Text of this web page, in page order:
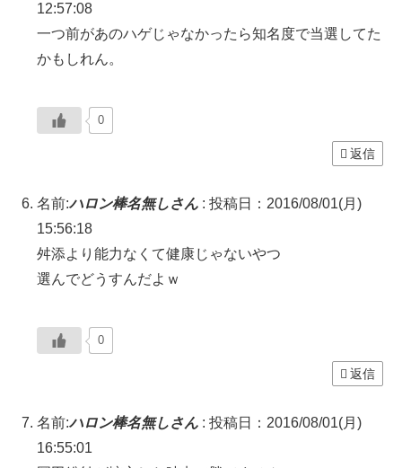
12:57:08
一つ前があのハゲじゃなかったら知名度で当選してた
かもしれん。
0
返信
名前:ハロン棒名無しさん : 投稿日：2016/08/01(月)
15:56:18
舛添より能力なくて健康じゃないやつ
選んでどうすんだよｗ
0
返信
名前:ハロン棒名無しさん : 投稿日：2016/08/01(月)
16:55:01